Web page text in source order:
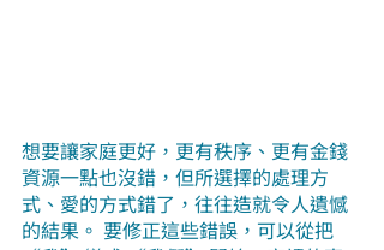
想要讓家庭更好，更有秩序、更有金錢
資源一點也沒錯，但所選擇的處理方
式、愛的方式錯了，往往造就令人遺憾
的結果。 要修正這些錯誤，可以從把